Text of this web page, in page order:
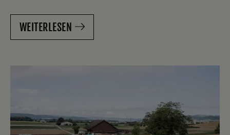
WEITERLESEN